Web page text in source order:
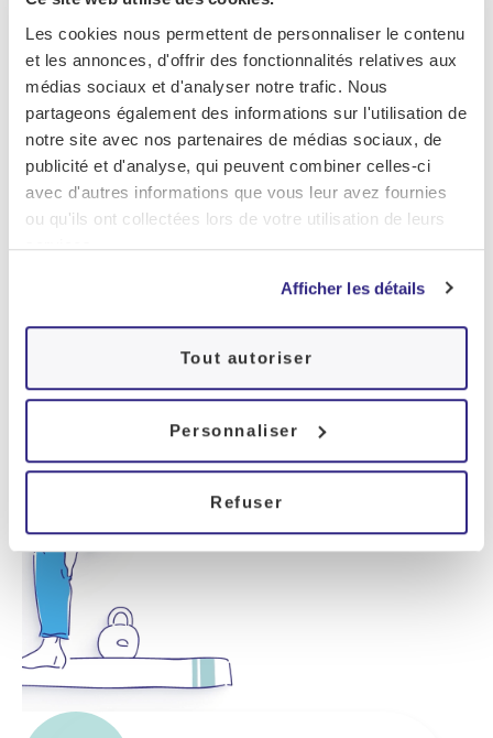
Les cookies nous permettent de personnaliser le contenu
et les annonces, d'offrir des fonctionnalités relatives aux
médias sociaux et d'analyser notre trafic. Nous
partageons également des informations sur l'utilisation de
notre site avec nos partenaires de médias sociaux, de
publicité et d'analyse, qui peuvent combiner celles-ci
avec d'autres informations que vous leur avez fournies
ou qu'ils ont collectées lors de votre utilisation de leurs
services.
Afficher les détails
Tout autoriser
Personnaliser
Refuser
Les résultats seront analysés et transmis
au médecin prescripteur.